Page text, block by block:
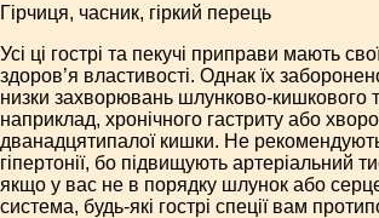
Гірчиця, часник, гіркий перець
Усі ці гострі та пекучі приправи мають
здоров’я властивості. Однак їх
низки захворювань шлунково-кишкового
наприклад, хронічного гастриту або
дванадцятипалої кишки. Не рекомендують
гіпертонії, бо підвищують артеріальний
якщо у вас не в порядку шлунок або
система, будь-які гострі спеції вам